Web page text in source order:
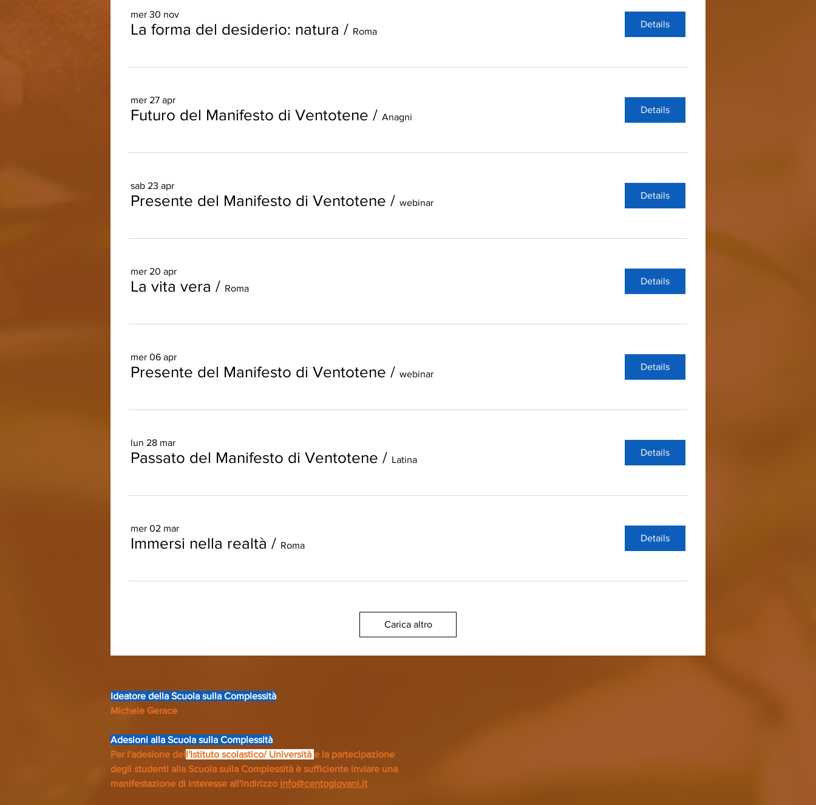
mer 30 nov
La forma del desiderio: natura / Roma
Details
mer 27 apr
Futuro del Manifesto di Ventotene / Anagni
Details
sab 23 apr
Presente del Manifesto di Ventotene / webinar
Details
mer 20 apr
La vita vera / Roma
Details
mer 06 apr
Presente del Manifesto di Ventotene / webinar
Details
lun 28 mar
Passato del Manifesto di Ventotene / Latina
Details
mer 02 mar
Immersi nella realtà / Roma
Details
Carica altro
Ideatore della Scuola sulla Complessità
Michele Gerace
Adesioni alla Scuola sulla Complessità
Per l'adesione dell'Istituto scolastico/ Università e la partecipazione
degli studenti alla Scuola sulla Complessità è sufficiente inviare una
manifestazione di interesse all'indirizzo info@centogiovani.it